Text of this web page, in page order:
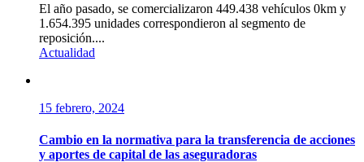
El año pasado, se comercializaron 449.438 vehículos 0km y
1.654.395 unidades correspondieron al segmento de
reposición....
Actualidad
15 febrero, 2024
Cambio en la normativa para la transferencia de acciones
y aportes de capital de las aseguradoras